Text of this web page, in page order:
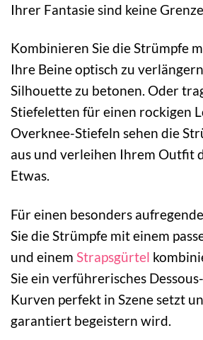
Ihrer Fantasie sind keine
Kombinieren Sie die Strümpfe
Ihre Beine optisch zu
Silhouette zu betonen. Oder
Stiefeletten für einen rockigen
Overknee-Stiefeln sehen die
aus und verleihen Ihrem Outfit
Etwas.
Für einen besonders
Sie die Strümpfe mit einem
und einem Strapsgürtel
Sie ein verführerisches
Kurven perfekt in Szene setzt
garantiert begeistern wird.